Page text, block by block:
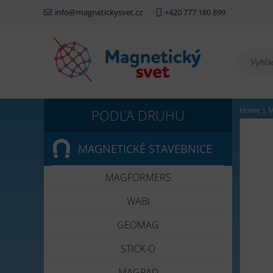
info@magnetickysvet.cz +420 777 180 899
MAGNETICKÉ STAVEBNICE
MAGFORMERS
WABI
GEOMAG
STICK-O
Home |